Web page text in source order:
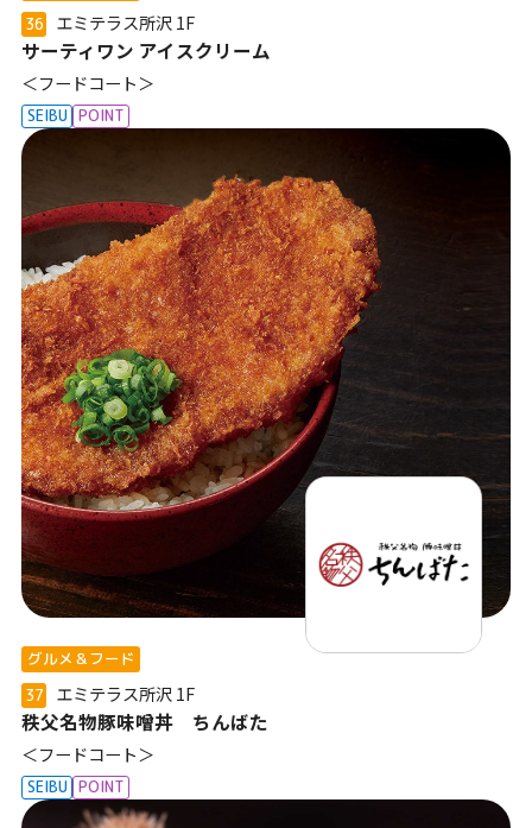
36
エミテラス所沢 1F
サーティワン アイスクリーム
＜フードコート＞
SEIBU POINT
グルメ＆フード
37
エミテラス所沢 1F
秩父名物豚味噌丼 ちんばた
＜フードコート＞
SEIBU POINT